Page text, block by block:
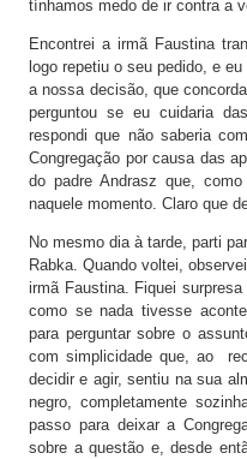
tínhamos medo de ir contra a
Encontrei a irmã Faustina
logo repetiu o seu pedido, e
a nossa decisão, que
perguntou se eu cuidaria
respondi que não saberia
Congregação por causa das
do padre Andrasz que,
naquele momento. Claro que
No mesmo dia à tarde, parti
Rabka. Quando voltei,
irmã Faustina. Fiquei
como se nada tivesse
para perguntar sobre o
com simplicidade que, ao
decidir e agir, sentiu na sua
negro, completamente
passo para deixar a
sobre a questão e, desde